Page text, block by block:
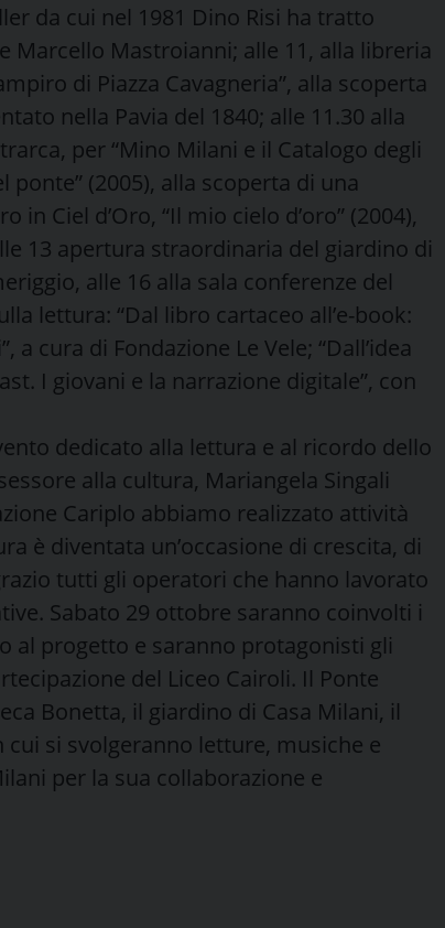
da cui nel 1981 Dino Risi ha tratto
Marcello Mastroianni; alle 11, alla libreria
di Piazza Cavagneria”, alla scoperta
nella Pavia del 1840; alle 11.30 alla
per “Mino Milani e il Catalogo degli
ponte” (2005), alla scoperta di una
in Ciel d’Oro, “Il mio cielo d’oro” (2004),
13 apertura straordinaria del giardino di
alle 16 alla sala conferenze del
lettura: “Dal libro cartaceo all’e-book:
a cura di Fondazione Le Vele; “Dall’idea
I giovani e la narrazione digitale”, con
dedicato alla lettura e al ricordo dello
alla cultura, Mariangela Singali
Cariplo abbiamo realizzato attività
è diventata un’occasione di crescita, di
tutti gli operatori che hanno lavorato
Sabato 29 ottobre saranno coinvolti i
al progetto e saranno protagonisti gli
del Liceo Cairoli. Il Ponte
Bonetta, il giardino di Casa Milani, il
si svolgeranno letture, musiche e
per la sua collaborazione e